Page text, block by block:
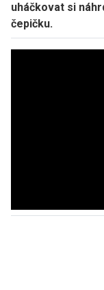
uháčkovat si
čepičku.